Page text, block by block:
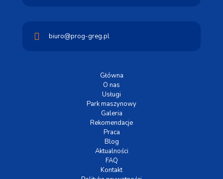
biuro@prog-greg.pl
Główna
O nas
Usługi
Park maszynowy
Galeria
Rekomendacje
Praca
Blog
Aktualności
FAQ
Kontakt